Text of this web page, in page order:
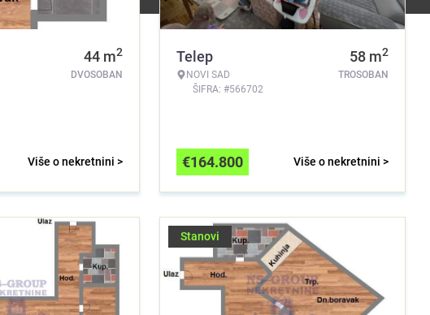
44 m2
DVOSOBAN
Više o nekretnini >
Telep
NOVI SAD
ŠIFRA: #566702
58 m2
TROSOBAN
Više o nekretnini >
€164.800
Stanovi